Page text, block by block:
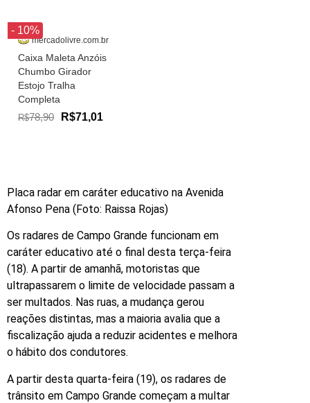
- 10%
mercadolivre.com.br
Caixa Maleta Anzóis
Chumbo Girador
Estojo Tralha
Completa
R$78,90 R$71,01
Placa radar em caráter educativo na Avenida
Afonso Pena (Foto: Raissa Rojas)
Os radares de Campo Grande funcionam em
caráter educativo até o final desta terça-feira
(18). A partir de amanhã, motoristas que
ultrapassarem o limite de velocidade passam a
ser multados. Nas ruas, a mudança gerou
reações distintas, mas a maioria avalia que a
fiscalização ajuda a reduzir acidentes e melhora
o hábito dos condutores.
A partir desta quarta-feira (19), os radares de
trânsito em Campo Grande começam a multar